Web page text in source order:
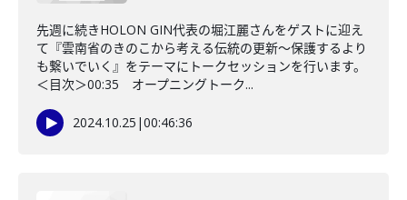
先週に続きHOLON GIN代表の堀江麗さんをゲストに迎え
て『雲南省のきのこから考える伝統の更新～保護するより
も繋いでいく』をテーマにトークセッションを行います。
＜目次＞00:35 オープニングトーク...
2024.10.25 |00:46:36